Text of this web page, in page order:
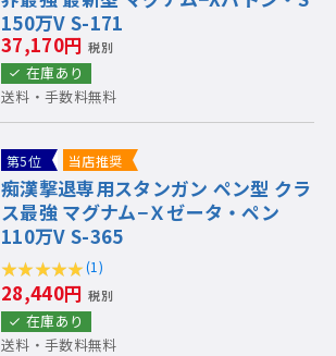
150万V S-171
37,170円 税別
在庫あり
送料・手数料無料
第5位 当店推奨
痴漢撃退専用スタンガン ペン型 クラ
ス最強 マグナム−Ｘゼータ・ペン
110万V S-365
(1)
28,440円 税別
在庫あり
送料・手数料無料